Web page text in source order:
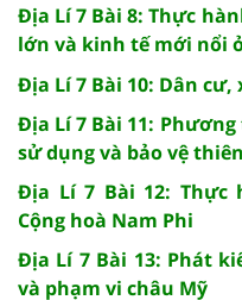
Địa Lí 7 Bài 8: Thực
lớn và kinh tế mới nổi
Địa Lí 7 Bài 10: Dân cư,
Địa Lí 7 Bài 11:
sử dụng và bảo vệ
Địa Lí 7 Bài 12:
Cộng hoà Nam Phi
Địa Lí 7 Bài 13: Phát
và phạm vi châu Mỹ